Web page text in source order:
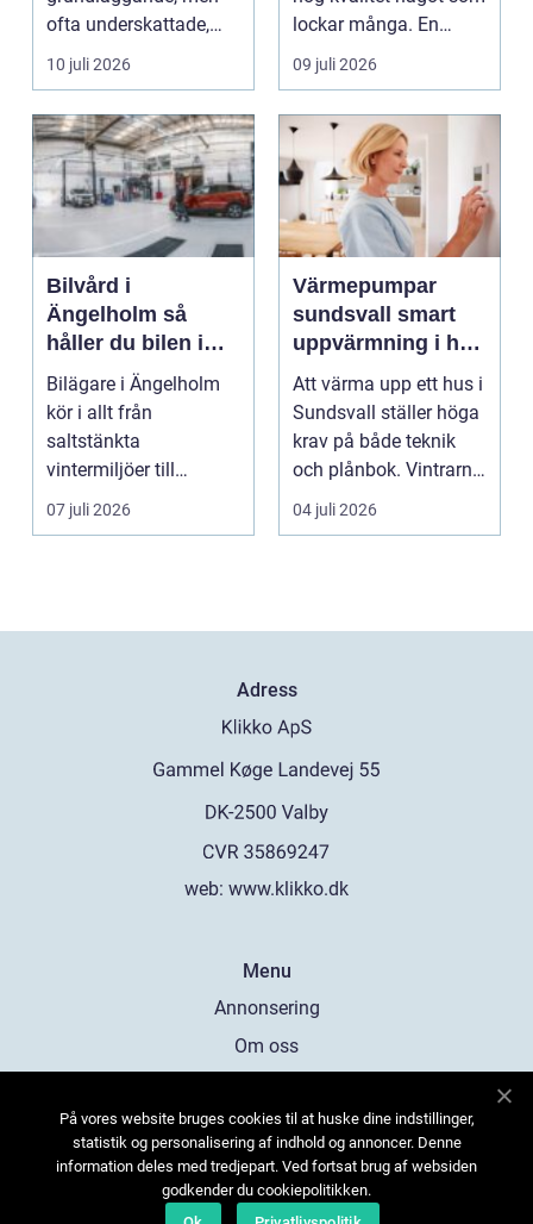
ofta underskattade,
delarna i trafikmiljön.
De...
10 juli 2026
lockar många. En
guldsmed i Göteb...
09 juli 2026
Bilvård i
Ängelholm så
håller du bilen i
toppskick året runt
Bilägare i Ängelholm
kör i allt från
saltstänkta
vintermiljöer till
dammiga
sommarvägar. Bilen
07 juli 2026
Värmepumpar
sundsvall smart
uppvärmning i hårt
klimat
Att värma upp ett hus i
Sundsvall ställer höga
krav på både teknik
och plånbok. Vintrarna
är långa, ...
04 juli 2026
Adress
web: www.klikko.dk
Menu
Annonsering
Om oss
Kontakta oss
Sitemap
På vores website bruges cookies til at huske dine indstillinger,
statistik og personalisering af indhold og annoncer. Denne
information deles med tredjepart. Ved fortsat brug af websiden
godkender du cookiepolitikken.